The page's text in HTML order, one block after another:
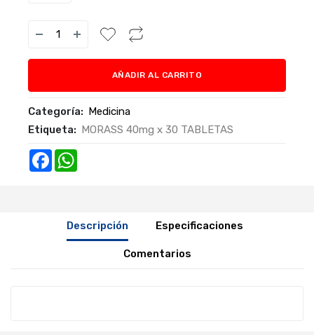
AÑADIR AL CARRITO
Categoría: Medicina
Etiqueta: MORASS 40mg x 30 TABLETAS
Facebook
Descripción Especificaciones
Comentarios